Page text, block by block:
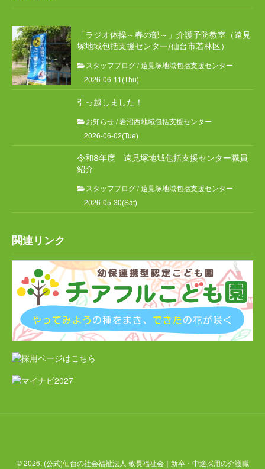
「ラジオ体操～春の部～」介護予防教室（遠見
塚地域包括支援センター/仙台市若林区）
スタッフブログ/遠見塚地域包括支援センター
2026-06-11(Thu)
引っ越しました！
お知らせ/岩沼西地域包括支援センター
2026-06-02(Tue)
令和8年度 遠見塚地域包括支援センター職員
紹介
スタッフブログ/遠見塚地域包括支援センター
2026-05-30(Sat)
関連リンク
© 2026. (公式)仙台の社会福祉法人 敬長福祉会｜新卒・中途採用の介護職